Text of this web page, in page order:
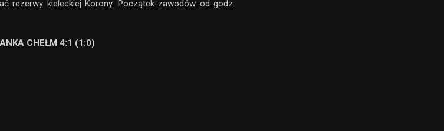
rezerwy kieleckiej Korony. Początek zawodów od godz.
CHEŁM 4:1 (1:0)